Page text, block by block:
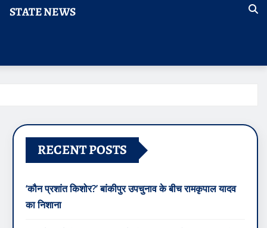
STATE NEWS
RECENT POSTS
‘कौन प्रशांत किशोर?’ बांकीपुर उपचुनाव के बीच रामकृपाल यादव
का निशाना